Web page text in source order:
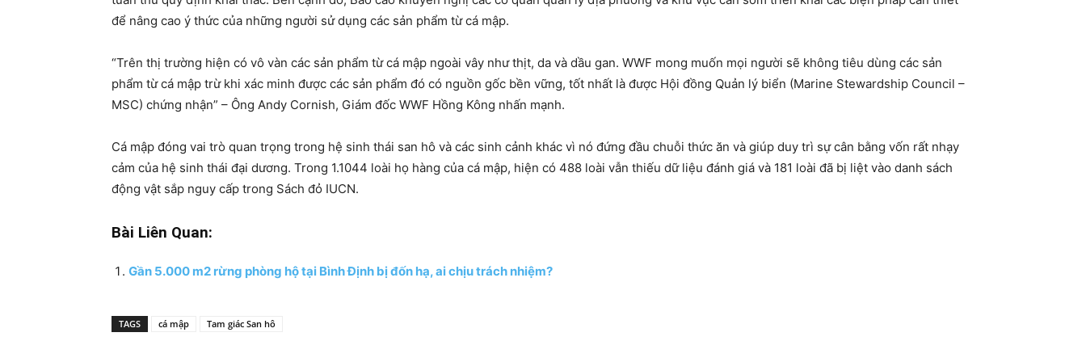
để nâng cao ý thức của những người sử dụng các sản phẩm từ cá mập.
“Trên thị trường hiện có vô vàn các sản phẩm từ cá mập ngoài vây như thịt, da và dầu gan. WWF mong muốn mọi người sẽ không tiêu dùng các sản
phẩm từ cá mập trừ khi xác minh được các sản phẩm đó có nguồn gốc bền vững, tốt nhất là được Hội đồng Quản lý biển (Marine Stewardship Council –
MSC) chứng nhận” – Ông Andy Cornish, Giám đốc WWF Hồng Kông nhấn mạnh.
Cá mập đóng vai trò quan trọng trong hệ sinh thái san hô và các sinh cảnh khác vì nó đứng đầu chuỗi thức ăn và giúp duy trì sự cân bằng vốn rất nhạy
cảm của hệ sinh thái đại dương. Trong 1.1044 loài họ hàng của cá mập, hiện có 488 loài vẫn thiếu dữ liệu đánh giá và 181 loài đã bị liệt vào danh sách
động vật sắp nguy cấp trong Sách đỏ IUCN.
Bài Liên Quan:
Gần 5.000 m2 rừng phòng hộ tại Bình Định bị đốn hạ, ai chịu trách nhiệm?
TAGS cá mập Tam giác San hô